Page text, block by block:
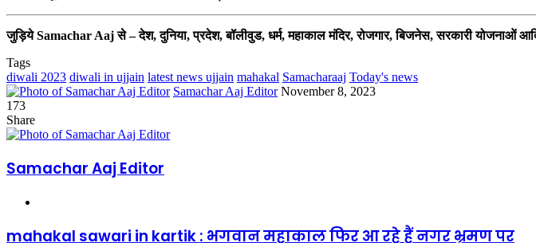
जुड़िये Samachar Aaj से – देश, दुनिया, प्रदेश, बॉलीवुड, धर्म, महाकाल मंदिर, रोजगार, बिजनेस, सरकारी योजनाओं
Tags
diwali 2023 diwali in ujjain latest news ujjain mahakal Samacharaaj Today's news
Samachar Aaj Editor Send
November 8, 2023
173
Facebook
Twitter
LinkedIn
Tumblr
Pinterest
Reddit
VKontakte
Odnoklassniki
Pocket
Share
Facebook
Twitter
LinkedIn
Tumblr
Pinterest
Reddit
VKontakte
Odnoklassniki
Pocket
Share
Email
Print
Samachar Aaj Editor
mahakal sawari in kartik : भगवान महाकाल फिर आ रहे हैं नगर भ्रमण पर